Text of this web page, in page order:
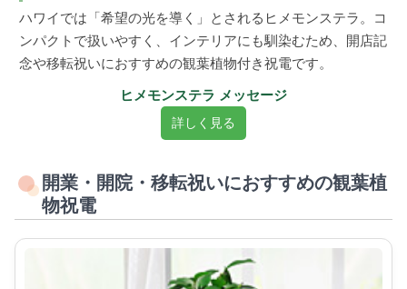
ハワイでは「希望の光を導く」とされるヒメモンステラ。コ
ンパクトで扱いやすく、インテリアにも馴染むため、開店記
念や移転祝いにおすすめの観葉植物付き祝電です。
ヒメモンステラ メッセージ
詳しく見る
開業・開院・移転祝いにおすすめの観葉植
物祝電